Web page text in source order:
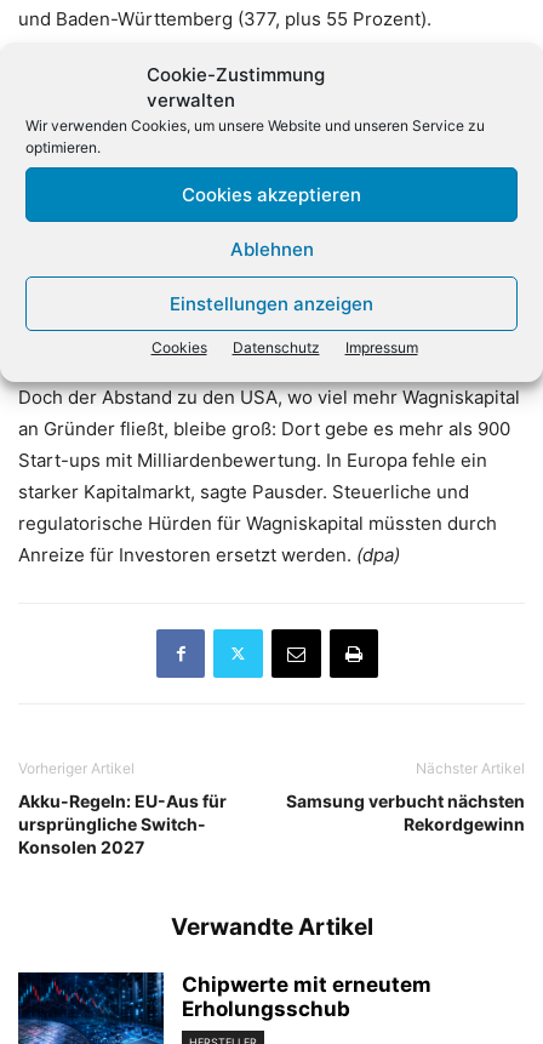
Cookie-Zustimmung
verwalten
Wir verwenden Cookies, um unsere Website und unseren Service zu
optimieren.
Cookies akzeptieren
Ablehnen
Einstellungen anzeigen
Cookies Datenschutz Impressum
und Baden-Württemberg (377, plus 55 Prozent).
Gewinner im Städtevergleich sei Hamburg: Dort
entstanden 212 neue Start-ups und damit erstmals seit
Jahren mehr als in München. Berlin mit 429 Gründungen
bleibe klare Nummer eins, wachse aber mit plus 21
Prozent relativ langsam.
Startup-Verband etwas: Seit Jahresbeginn sind sechs
Start-ups mit Milliardenbewertung hinzugekommen,
Doch der Abstand zu den USA, wo viel mehr Wagniskapital
an Gründer fließt, bleibe groß: Dort gebe es mehr als 900
Start-ups mit Milliardenbewertung. In Europa fehle ein
starker Kapitalmarkt, sagte Pausder. Steuerliche und
regulatorische Hürden für Wagniskapital müssten durch
Anreize für Investoren ersetzt werden. (dpa)
Vorheriger Artikel
Akku-Regeln: EU-Aus für
ursprüngliche Switch-
Konsolen 2027
Nächster Artikel
Samsung verbucht nächsten
Rekordgewinn
Verwandte Artikel
Chipwerte mit erneutem
Erholungsschub